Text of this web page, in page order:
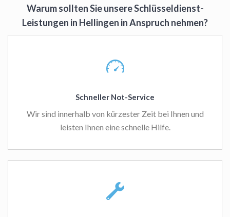
Warum sollten Sie unsere Schlüsseldienst-
Leistungen in Hellingen in Anspruch nehmen?
Schneller Not-Service
Wir sind innerhalb von kürzester Zeit bei Ihnen und
leisten Ihnen eine schnelle Hilfe.